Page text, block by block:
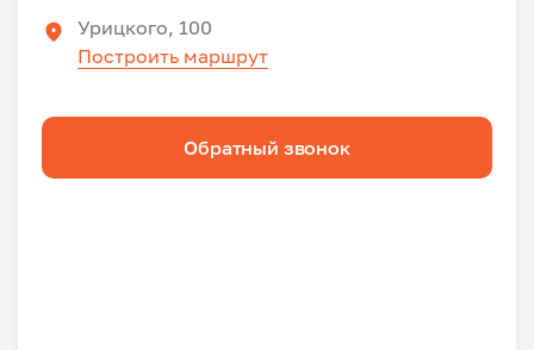
Урицкого, 100
Построить маршрут
Обратный звонок